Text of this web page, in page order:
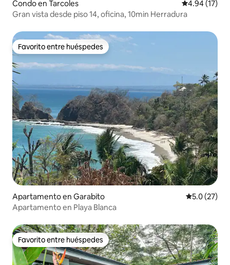
Condo en Tarcoles Calificación
4.94 (17)
Gran vista desde piso 14, oficina, 10min Herradura
Favorito entre huéspedes
Favorito entre huéspedes
Apartamento en Garabito Calificación
5.0 (27)
Apartamento en Playa Blanca
Favorito entre huéspedes
Favorito entre huéspedes